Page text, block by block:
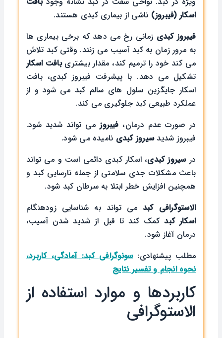
اسکار (فیبروز)ناشی از بیماری کبدی هستند.
فیبروز کبدیزمانی رخ می دهد که برخی بیماری ها
به مرور زمان به کبد آسیب می زنند. وقتی کبد تلاش
می کند خود را ترمیم کند، مقدار بیشتریبافت اسکار
تشکیل می دهد. با پیشرفت فیبروز کبدی، بافت
اسکار جایگزین سلول های سالم کبد می شود و از
عملکرد طبیعی کبد جلوگیری می کند.
در صورت عدم درمان،فیبروزمی تواند شدید شود.
فیبروز شدیدسیروز کبدینامیده می شود.
درسیروز کبدی، اسکار کبدی دائمی است و می تواند
باعث مشکلات جدی سلامتی از جمله نارسایی کبد و
همچنین افزایش خطر ابتلا به سرطان کبد شود.
الاستوگرافی
کبدمی تواند به شناسایی زودهنگام
اسکار کبدکمک کند تا قبل از شدید شدن آسیب،
درمان آغاز شود.
مطلب پیشنهادی: سونوگرافی کبد: آمادگی، کاربرد،
نحوه انجام و تفسیر نتایج
کاربردها و موارد استفاده از
الاستوگرافی